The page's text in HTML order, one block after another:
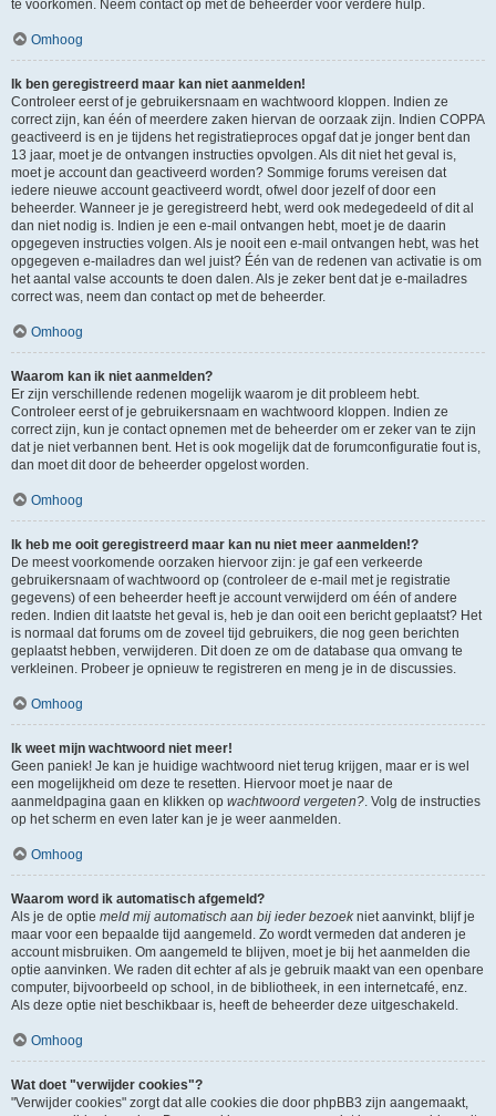
te voorkomen. Neem contact op met de beheerder voor verdere hulp.
Omhoog
Ik ben geregistreerd maar kan niet aanmelden!
Controleer eerst of je gebruikersnaam en wachtwoord kloppen. Indien ze
correct zijn, kan één of meerdere zaken hiervan de oorzaak zijn. Indien COPPA
geactiveerd is en je tijdens het registratieproces opgaf dat je jonger bent dan
13 jaar, moet je de ontvangen instructies opvolgen. Als dit niet het geval is,
moet je account dan geactiveerd worden? Sommige forums vereisen dat
iedere nieuwe account geactiveerd wordt, ofwel door jezelf of door een
beheerder. Wanneer je je geregistreerd hebt, werd ook medegedeeld of dit al
dan niet nodig is. Indien je een e-mail ontvangen hebt, moet je de daarin
opgegeven instructies volgen. Als je nooit een e-mail ontvangen hebt, was het
opgegeven e-mailadres dan wel juist? Één van de redenen van activatie is om
het aantal valse accounts te doen dalen. Als je zeker bent dat je e-mailadres
correct was, neem dan contact op met de beheerder.
Omhoog
Waarom kan ik niet aanmelden?
Er zijn verschillende redenen mogelijk waarom je dit probleem hebt.
Controleer eerst of je gebruikersnaam en wachtwoord kloppen. Indien ze
correct zijn, kun je contact opnemen met de beheerder om er zeker van te zijn
dat je niet verbannen bent. Het is ook mogelijk dat de forumconfiguratie fout is,
dan moet dit door de beheerder opgelost worden.
Omhoog
Ik heb me ooit geregistreerd maar kan nu niet meer aanmelden!?
De meest voorkomende oorzaken hiervoor zijn: je gaf een verkeerde
gebruikersnaam of wachtwoord op (controleer de e-mail met je registratie
gegevens) of een beheerder heeft je account verwijderd om één of andere
reden. Indien dit laatste het geval is, heb je dan ooit een bericht geplaatst? Het
is normaal dat forums om de zoveel tijd gebruikers, die nog geen berichten
geplaatst hebben, verwijderen. Dit doen ze om de database qua omvang te
verkleinen. Probeer je opnieuw te registreren en meng je in de discussies.
Omhoog
Ik weet mijn wachtwoord niet meer!
Geen paniek! Je kan je huidige wachtwoord niet terug krijgen, maar er is wel
een mogelijkheid om deze te resetten. Hiervoor moet je naar de
aanmeldpagina gaan en klikken op wachtwoord vergeten?. Volg de instructies
op het scherm en even later kan je je weer aanmelden.
Omhoog
Waarom word ik automatisch afgemeld?
Als je de optie meld mij automatisch aan bij ieder bezoekniet aanvinkt, blijf je
maar voor een bepaalde tijd aangemeld. Zo wordt vermeden dat anderen je
account misbruiken. Om aangemeld te blijven, moet je bij het aanmelden die
optie aanvinken. We raden dit echter af als je gebruik maakt van een openbare
computer, bijvoorbeeld op school, in de bibliotheek, in een internetcafé, enz.
Als deze optie niet beschikbaar is, heeft de beheerder deze uitgeschakeld.
Omhoog
Wat doet "verwijder cookies"?
"Verwijder cookies" zorgt dat alle cookies die door phpBB3 zijn aangemaakt,